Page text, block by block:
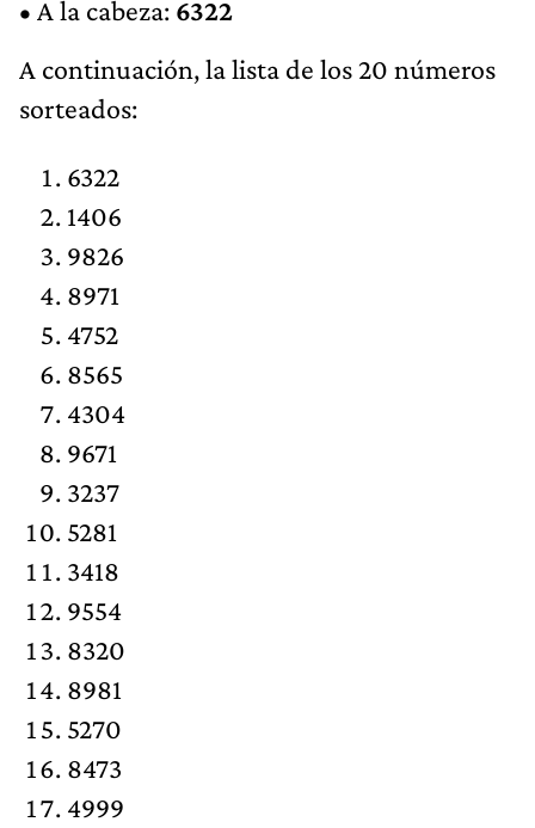
• A la cabeza: 6322
A continuación, la lista de los 20 números
sorteados:
6322
1406
9826
8971
4752
8565
4304
9671
3237
5281
3418
9554
8320
8981
5270
8473
4999